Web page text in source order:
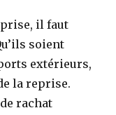
il faut
soient
extérieurs,
la reprise.
rachat